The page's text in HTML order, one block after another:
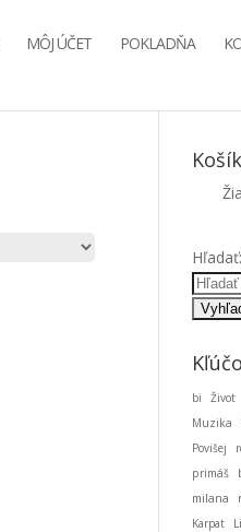
MÔJ ÚČET POKLADŇA
Košík
Hľadať:
bi Život
Muzika
Povišej
primáš
milana
Karpat